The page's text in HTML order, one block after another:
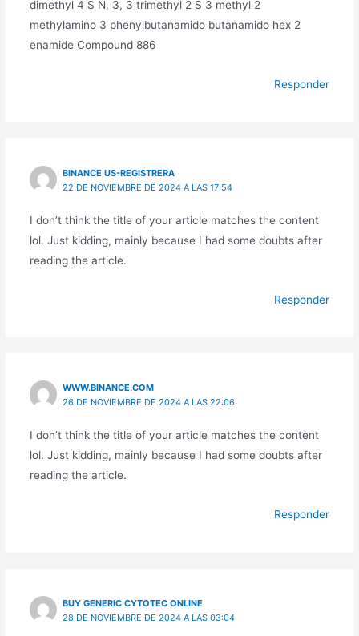
dimethyl 4 S N, 3, 3 trimethyl 2 S 3 methyl 2
methylamino 3 phenylbutanamido butanamido hex 2
enamide Compound 886
Responder
BINANCE US-REGISTRERA
22 DE NOVIEMBRE DE 2024 A LAS 17:54
I don’t think the title of your article matches the content
lol. Just kidding, mainly because I had some doubts after
reading the article.
Responder
WWW.BINANCE.COM
26 DE NOVIEMBRE DE 2024 A LAS 22:06
I don’t think the title of your article matches the content
lol. Just kidding, mainly because I had some doubts after
reading the article.
Responder
BUY GENERIC CYTOTEC ONLINE
28 DE NOVIEMBRE DE 2024 A LAS 03:04